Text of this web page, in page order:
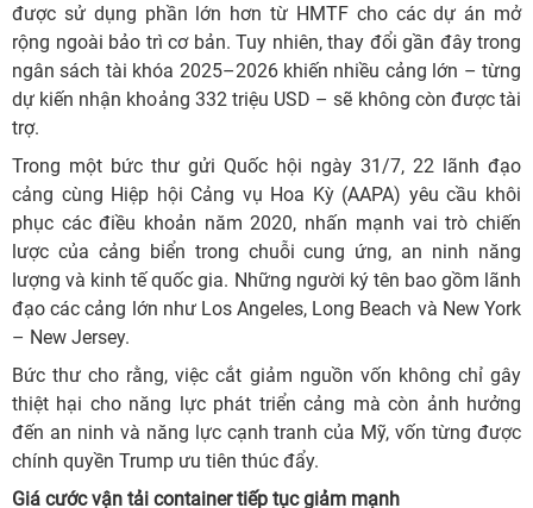
được sử dụng phần lớn hơn từ HMTF cho các dự án mở
rộng ngoài bảo trì cơ bản. Tuy nhiên, thay đổi gần đây trong
ngân sách tài khóa 2025–2026 khiến nhiều cảng lớn – từng
dự kiến nhận khoảng 332 triệu USD – sẽ không còn được tài
trợ.
Trong một bức thư gửi Quốc hội ngày 31/7, 22 lãnh đạo
cảng cùng Hiệp hội Cảng vụ Hoa Kỳ (AAPA) yêu cầu khôi
phục các điều khoản năm 2020, nhấn mạnh vai trò chiến
lược của cảng biển trong chuỗi cung ứng, an ninh năng
lượng và kinh tế quốc gia. Những người ký tên bao gồm lãnh
đạo các cảng lớn như Los Angeles, Long Beach và New York
– New Jersey.
Bức thư cho rằng, việc cắt giảm nguồn vốn không chỉ gây
thiệt hại cho năng lực phát triển cảng mà còn ảnh hưởng
đến an ninh và năng lực cạnh tranh của Mỹ, vốn từng được
chính quyền Trump ưu tiên thúc đẩy.
Giá cước vận tải container tiếp tục giảm mạnh